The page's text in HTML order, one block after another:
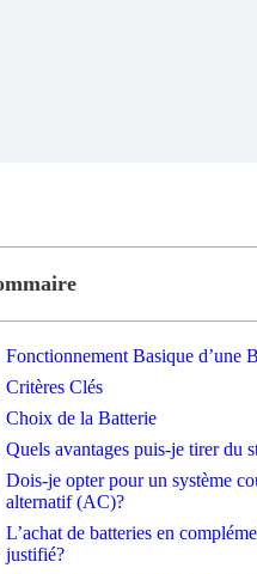
Fonctionnement Basique d’une
Critères Clés
Choix de la Batterie
Quels avantages puis-je tirer du
Dois-je opter pour un système
alternatif (AC)?
L’achat de batteries en
justifié?